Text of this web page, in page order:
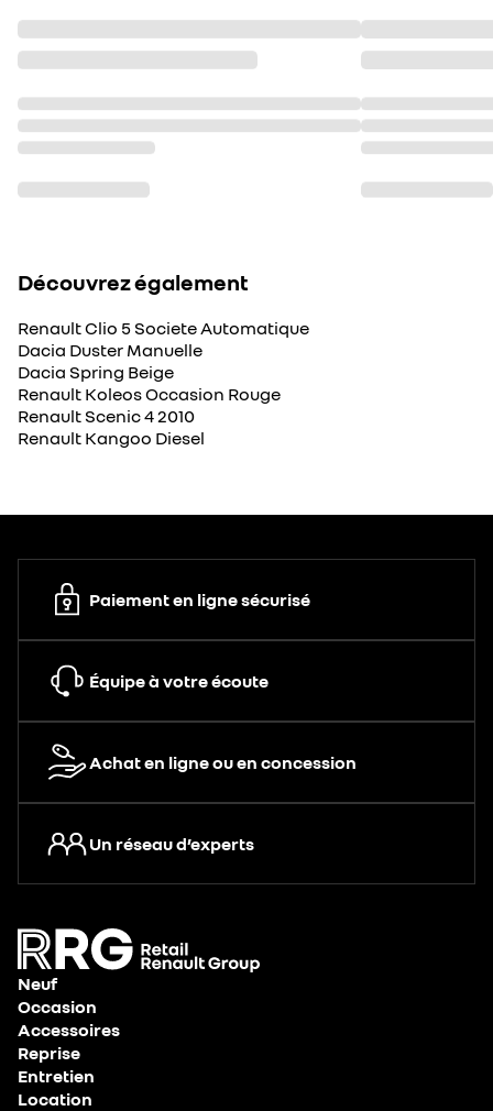
Découvrez également
Renault Clio 5 Societe Automatique
Dacia Duster Manuelle
Dacia Spring Beige
Renault Koleos Occasion Rouge
Renault Scenic 4 2010
Renault Kangoo Diesel
Paiement en ligne sécurisé
Équipe à votre écoute
Achat en ligne ou en concession
Un réseau d’experts
Neuf
Occasion
Accessoires
Reprise
Entretien
Location